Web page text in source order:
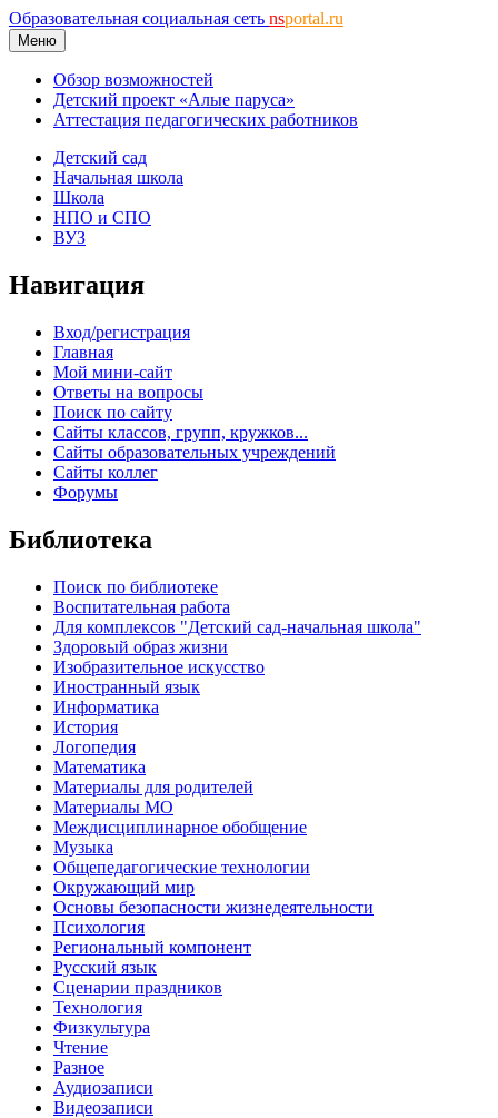
Образовательная социальная сеть nsportal.ru
Меню
Обзор возможностей
Детский проект «Алые паруса»
Аттестация педагогических работников
Детский сад
Начальная школа
Школа
НПО и СПО
ВУЗ
Навигация
Вход/регистрация
Главная
Мой мини-сайт
Ответы на вопросы
Поиск по сайту
Сайты классов, групп, кружков...
Сайты образовательных учреждений
Сайты коллег
Форумы
Библиотека
Поиск по библиотеке
Воспитательная работа
Для комплексов "Детский сад-начальная школа"
Здоровый образ жизни
Изобразительное искусство
Иностранный язык
Информатика
История
Логопедия
Математика
Материалы для родителей
Материалы МО
Междисциплинарное обобщение
Музыка
Общепедагогические технологии
Окружающий мир
Основы безопасности жизнедеятельности
Психология
Региональный компонент
Русский язык
Сценарии праздников
Технология
Физкультура
Чтение
Разное
Аудиозаписи
Видеозаписи